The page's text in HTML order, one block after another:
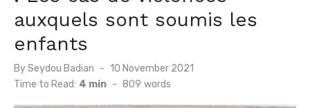
auxquels sont soumis les
enfants
BySeydou Badian
Posted
10 November 2021
Time to Read: 4 min - 809 words